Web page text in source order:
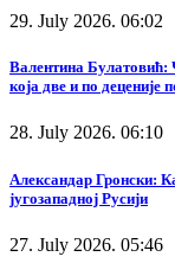
29. July 2026. 06:02
Валентина Булатовић:
која две и по деценије
28. July 2026. 06:10
Александар Гронски:
југозападној Русији
27. July 2026. 05:46